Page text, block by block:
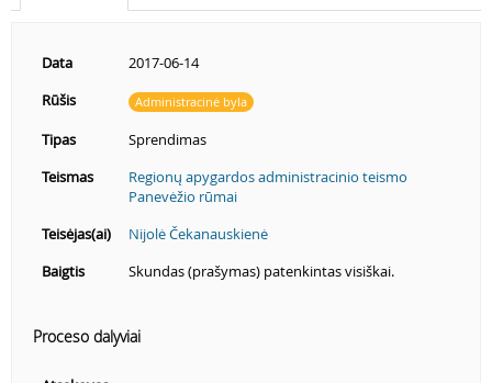
Data
2017-06-14
Rūšis
Administracinė byla
Tipas
Sprendimas
Teismas
Regionų apygardos administracinio teismo
Panevėžio rūmai
Teisėjas(ai)
Nijolė Čekanauskienė
Baigtis
Skundas (prašymas) patenkintas visiškai.
Proceso dalyviai